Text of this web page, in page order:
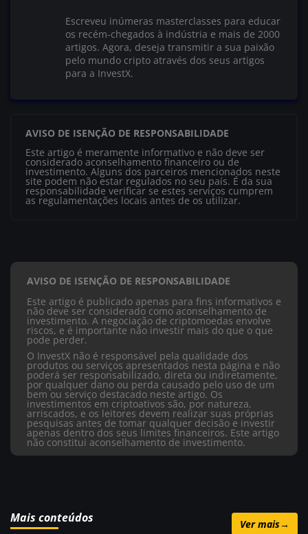
Escreveu inúmeras masterclasses para educar
os recém-chegados à indústria e mais de 2000
artigos. Agora, deseja transmitir a sua paixão
pelo mundo cripto através dos seus artigos
para a InvestX.
AVISO DE ISENÇÃO DE RESPONSABILIDADE
Este artigo é meramente informativo e não deve ser
considerado aconselhamento financeiro ou de
investimento. Alguns dos parceiros mencionados neste
site podem não estar regulados no seu país. É da sua
responsabilidade verificar se estes serviços cumprem
as regulamentações locais antes de os utilizar.
AVISO DE ISENÇÃO DE RESPONSABILIDADE
Este artigo é publicado apenas para fins informativos e
não deve ser considerado como aconselhamento de
investimento. A negociação de criptomoedas envolve
riscos, e é importante não investir mais do que o que
pode perder.
O InvestX não é responsável pela qualidade dos
produtos ou serviços apresentados nesta página e não
poderá ser responsabilizado, direta ou indiretamente,
por qualquer dano ou perda causado pelo uso de um
bem ou serviço destacado neste artigo. Os
investimentos em criptoativos são, por natureza,
arriscados, e os leitores devem realizar suas próprias
pesquisas antes de tomar qualquer decisão e investir
apenas dentro dos seus limites financeiros. Este artigo
não constitui aconselhamento de investimento.
Mais conteúdos Ver mais→